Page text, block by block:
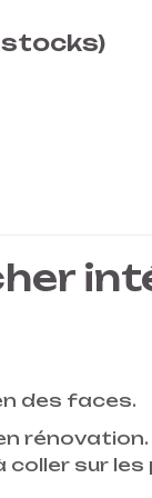
stocks)
des faces.
rénovation.
coller sur